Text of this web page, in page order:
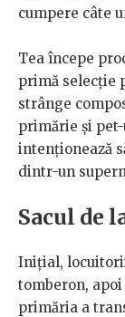
cumpere câte
Tea începe
primă selecție
strânge
primărie și
intenționează
dintr-un
Sacul de
Inițial,
tomberon,
primăria a